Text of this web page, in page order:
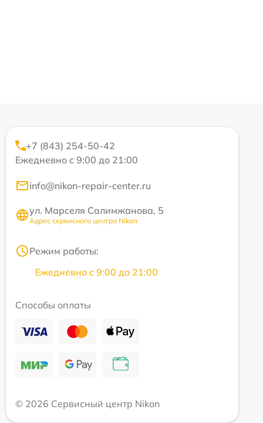
+7 (843) 254-50-42
Ежедневно с 9:00 до 21:00
info@nikon-repair-center.ru
ул. Марселя Салимжанова, 5
Адрес сервисного центра Nikon
Режим работы:
Ежедневно с 9:00 до 21:00
Способы оплаты
© 2026 Сервисный центр Nikon